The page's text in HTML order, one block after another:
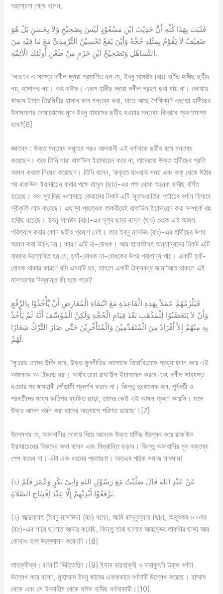
আলোচনা শেষে বলেন,
فَثَبَتَ بِهَذَا كُلِّهِ أَنَّ حَدِيْثَ ابْنِ مَسْعُوْدٍ لَيْسَ بِصَحِيْحٍ وَلاَ بِحَسَنٍ بَلْ هُوَ
ضَعِيْفٌ لاَ يَقُوْمُ بِمِثْلِهِ حُجَّةٌ وَأَيْنَ يَقَعُ تَحْسِيْنُ التِّرْمِذِىِّ مَعَ مَا فِيْهِ مِنَ
التَّسَاهُلِ وَتَصْحِيْحُ ابْنِ حَزَمٍ مِنْ طَعْنِ أُولَئِكَ الْأَئِمَّةِ.
‘অতএব এ সমস্ত দলীল দ্বারা প্রমাণিত হল যে, ইবনু মাসঊদ (রাঃ) বর্ণিত হাদীছ ছহীহ
নয়, হাসানও নয়। বরং যঈফ। এরূপ হাদীছ দ্বারা দলীল গ্রহণ করা যায় না। কোথায়
থাকবে ইমাম তিরমিযীর হাসান বলে মন্তব্য করা, যাতে আছে শৈথিল্য? এছাড়া হাদীছের
ইমামগণের দোষারোপের মুখে ইবনু হাযামের ছহীহ হওয়ার মন্তব্য কিভাবে গ্রহণযোগ্য
হবে?[6]
জ্ঞাতব্য : উক্ত মন্তব্য সমূহের পরও আলবানী এই বর্ণনাকে ছহীহ বলে মন্তব্য
করেছেন। তবে তিনি যারা রাফ‘উল ইয়াদায়েন করে না, তাদেরকে উক্ত হাদীছের প্রতি
আমল করতে নিষেধ করেছেন। তিনি বলেন, ‘রুকূতে যাওয়ার সময় এবং রুকূ থেকে উঠার
পর রাফ‘উল ইয়াদায়েন করার পক্ষে রাসূল (ছাঃ)-এর পক্ষ থেকে অনেক হাদীছ বর্ণিত
হয়েছে। বরং মুহাদ্দিছ ওলামায়ে কেরামের নিকট এটি ‘মুতাওয়াতির’ পর্যায়ের বর্ণনা হিসাবে
স্বীকৃতি লাভ করেছে। এছাড়া প্রত্যেক তাকবীরেই রাফ‘উল ইয়াদায়েন করা সম্পর্কে বহু
হাদীছ রয়েছে। ইবনু মাসঊদ (রাঃ)-এর সূত্র ছাড়া রাসূল (ছাঃ) থেকে এই আমল
পরিত্যাগ করার কোন ছহীহ প্রমাণ নেই। তবে ইবনু মাসঊদ (রাঃ)-এর হাদীছের উপর
আমল করা উচিৎ নয়। কারণ এটি না-বোধক। আর হানাফীসহ অন্যান্যদের নিকট এটি
বারবার উল্লেখিত হয় যে, হ্যাঁ-বোধক না-বোধকের উপর প্রাধান্য পায়। একটি হ্যাঁ-
বোধক থাকার কারণে যদি এমনটি হয়, তাহলে একটি ঐক্যবদ্ধ জামা‘আত থাকলে এই
মাসআলার সিদ্ধান্ত কী হতে পারে?
فَيَلْزَمُهُمْ عَمَلاً بِهَذِهِ الْقَاعِدَةِ مَعَ انْتِفَاءِ الْمُعَارِضِ أَنْ يَّأْخُذُوْا بِالرَّفْعِ
وَأَنْ لاَ يَتَعَصَّبُوْا لِلْمَذْهَبِ بَعْدَ قِيَامِ الْحُجَّةِ وَلَكِنَّ الْمُؤَسَّفَ أَنَّهُ لَمْ يَأْخُذْ
بِهِ مِنْهُمْ إِلاَّ أَفْرَادٌ مِنَ الْمُتَقَدِّمِيْنَ وَالْمُتَأَخِّرِيْنَ حَتَّى صَارَ التَّرْكُ شِعَارًا
لَهُمْ.
‘সুতরাং তাদের উচিৎ হবে, উক্ত মূলনীতির আলোকে বিরোধিতাকে প্রত্যাখ্যান করে এই
আমলকে অাঁকড়ে ধরা। অর্থাৎ তারা রাফ‘উল ইয়াদায়েন করবে এবং দলীল সাব্যস্ত
হওয়ার পর মাযহাবী গোঁড়ামী প্রদর্শন করবে না। কিন্তু দুঃখজনক হল, পূর্ববর্তী ও
পরবর্তীদের মধ্যে কতিপয় ব্যক্তি ছাড়া, তাদের কেউ এই আমল গ্রহণ করেনি। ফলে
উক্ত আমল বর্জন করা তাদের অভ্যাসে পরিণত হয়েছে’।[7]
উল্লেখ্য যে, আলবানীর দোহায় দিয়ে অনেকে উক্ত হাদীছ উল্লেখ করে রাফ‘উল
ইয়াদায়েনের বিরুদ্ধে কথা বলেন এবং বিভ্রান্তি ছড়ান। কিন্তু আলবানীর মূল বক্তব্য
পেশ করেন না। এটা এক ধরনের প্রতারণা। অতএব পাঠক সমাজ সাবধান!
(২) عَنْ عَبْدِ الله قَالَ صَلَّيْتُ مَعَ رَسُوْلِ اللهِ وَأبِىْ بَكْرٍ وَعُمَرَ فَلَمْ
يَرْفَعُوْا أَيْدِيْهِمْ إِلَّا عِنْدَ اِفْتِتَاحِ الصَّلَاةِ.
(২) আব্দুল্লাহ (ইবনু মাস‘ঊদ) (রাঃ) বলেন, আমি রাসূলুল্লাহ (ছাঃ), আবুবকর ও ওমর
(রাঃ)-এর সাথে ছালাত আদায় করেছি, কিন্তু তারা ছালাত আরম্ভের তাকবীর ছাড়া আর
কোথাও হাত উত্তোলন করেননি।[8]
তাহক্বীক্ব : বর্ণনাটি ভিত্তিহীন।[9] ইমাম বায়হাক্বী ও দারাকুৎনী উক্ত বর্ণনা
উল্লেখ করে বলেন, মুহাম্মাদ ইবনু জাবের এককভাবে বর্ণনাটি উল্লেখ করেছে। হাম্মাদ
থেকে এবং সে ইবরাহীম থেকে যঈফ হাদীছ বর্ণনাকারী।[10]